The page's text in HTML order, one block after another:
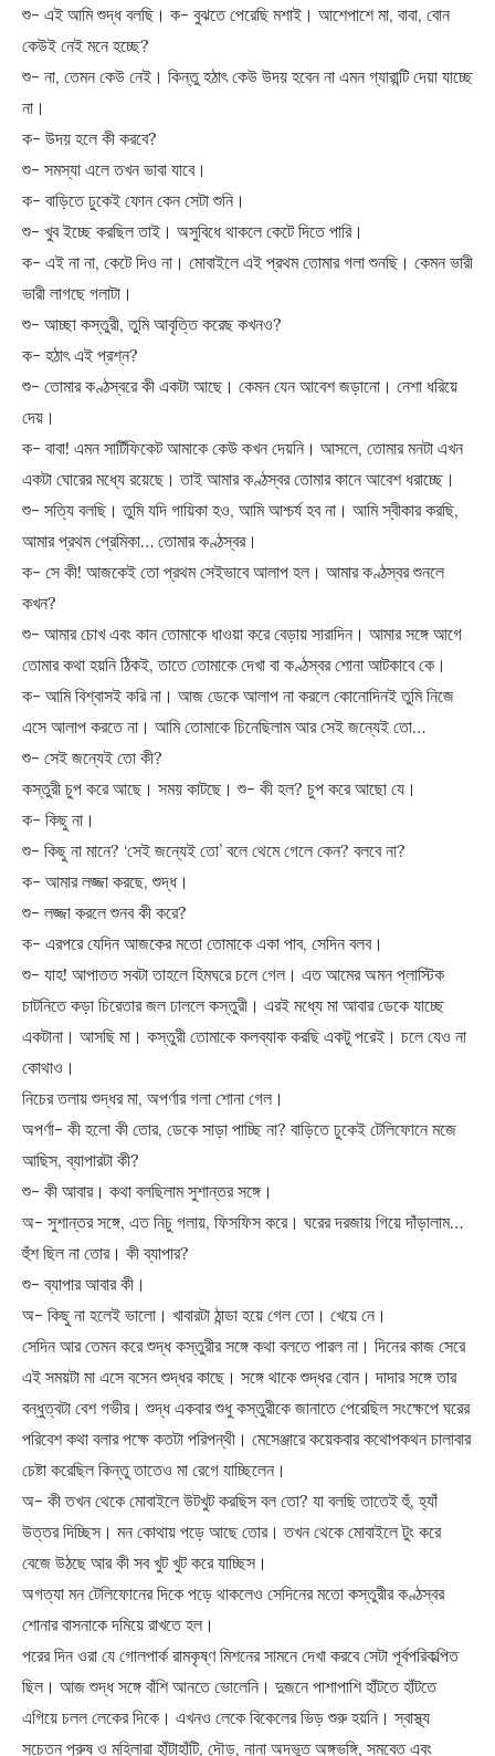
শু- এই আমি শুদ্ধ বলছি। ক- বুঝতে পেরেছি মশাই। আশেপাশে মা, বাবা, বোন
কেউই নেই মনে হচ্ছে?
শু- না, তেমন কেউ নেই। কিন্তু হঠাৎ কেউ উদয় হবেন না এমন গ্যারান্টি দেয়া যাচ্ছে
না।
ক- উদয় হলে কী করবে?
শু- সমস্যা এলে তখন ভাবা যাবে।
ক- বাড়িতে ঢুকেই ফোন কেন সেটা শুনি।
শু- খুব ইচ্ছে করছিল তাই। অসুবিধে থাকলে কেটে দিতে পারি।
ক- এই না না, কেটে দিও না। মোবাইলে এই প্রথম তোমার গলা শুনছি। কেমন ভারী
ভারী লাগছে গলাটা।
শু- আচ্ছা কস্তুরী, তুমি আবৃত্তি করেছ কখনও?
ক- হঠাৎ এই প্রশ্ন?
শু- তোমার কণ্ঠস্বরে কী একটা আছে। কেমন যেন আবেশ জড়ানো। নেশা ধরিয়ে
দেয়।
ক- বাবা! এমন সার্টিফিকেট আমাকে কেউ কখন দেয়নি। আসলে, তোমার মনটা এখন
একটা ঘোরের মধ্যে রয়েছে। তাই আমার কণ্ঠস্বর তোমার কানে আবেশ ধরাচ্ছে।
শু- সত্যি বলছি। তুমি যদি গায়িকা হও, আমি আশ্চর্য হব না। আমি স্বীকার করছি,
আমার প্রথম প্রেমিকা… তোমার কণ্ঠস্বর।
ক- সে কী! আজকেই তো প্রথম সেইভাবে আলাপ হল। আমার কণ্ঠস্বর শুনলে
কখন?
শু- আমার চোখ এবং কান তোমাকে ধাওয়া করে বেড়ায় সারাদিন। আমার সঙ্গে আগে
তোমার কথা হয়নি ঠিকই, তাতে তোমাকে দেখা বা কণ্ঠস্বর শোনা আটকাবে কে।
ক- আমি বিশ্বাসই করি না। আজ ডেকে আলাপ না করলে কোনোদিনই তুমি নিজে
এসে আলাপ করতে না। আমি তোমাকে চিনেছিলাম আর সেই জন্যেই তো…
শু- সেই জন্যেই তো কী?
কস্তুরী চুপ করে আছে। সময় কাটছে। শু- কী হল? চুপ করে আছো যে।
ক- কিছু না।
শু- কিছু না মানে? ‘সেই জন্যেই তো’ বলে থেমে গেলে কেন? বলবে না?
ক- আমার লজ্জা করছে, শুদ্ধ।
শু- লজ্জা করলে শুনব কী করে?
ক- এরপরে যেদিন আজকের মতো তোমাকে একা পাব, সেদিন বলব।
শু- যাহ! আপাতত সবটা তাহলে হিমঘরে চলে গেল। এত আমের অমন প্লাস্টিক
চাটনিতে কড়া চিরেতার জল ঢাললে কস্তুরী। এরই মধ্যে মা আবার ডেকে যাচ্ছে
একটানা। আসছি মা। কস্তুরী তোমাকে কলব্যাক করছি একটু পরেই। চলে যেও না
কোথাও।
নিচের তলায় শুদ্ধর মা, অপর্ণার গলা শোনা গেল।
অপর্ণা- কী হলো কী তোর, ডেকে সাড়া পাচ্ছি না? বাড়িতে ঢুকেই টেলিফোনে মজে
আছিস, ব্যাপারটা কী?
শু- কী আবার। কথা বলছিলাম সুশান্তর সঙ্গে।
অ- সুশান্তর সঙ্গে, এত নিচু গলায়, ফিসফিস করে। ঘরের দরজায় গিয়ে দাঁড়ালাম…
হুঁশ ছিল না তোর। কী ব্যাপার?
শু- ব্যাপার আবার কী।
অ- কিছু না হলেই ভালো। খাবারটা ঠান্ডা হয়ে গেল তো। খেয়ে নে।
সেদিন আর তেমন করে শুদ্ধ কস্তুরীর সঙ্গে কথা বলতে পারল না। দিনের কাজ সেরে
এই সময়টা মা এসে বসেন শুদ্ধর কাছে। সঙ্গে থাকে শুদ্ধর বোন। দাদার সঙ্গে তার
বন্ধুত্বটা বেশ গভীর। শুদ্ধ একবার শুধু কস্তুরীকে জানাতে পেরেছিল সংক্ষেপে ঘরের
পরিবেশ কথা বলার পক্ষে কতটা পরিপন্থী। মেসেঞ্জারে কয়েকবার কথোপকথন চালাবার
চেষ্টা করেছিল কিন্তু তাতেও মা রেগে যাচ্ছিলেন।
অ- কী তখন থেকে মোবাইলে উটখুট করছিস বল তো? যা বলছি তাতেই হুঁ, হ্যাঁ
উত্তর দিচ্ছিস। মন কোথায় পড়ে আছে তোর। তখন থেকে মোবাইলে টুং করে
বেজে উঠছে আর কী সব খুট খুট করে যাচ্ছিস।
অগত্যা মন টেলিফোনের দিকে পড়ে থাকলেও সেদিনের মতো কস্তুরীর কণ্ঠস্বর
শোনার বাসনাকে দমিয়ে রাখতে হল।
পরের দিন ওরা যে গোলপার্ক রামকৃষ্ণ মিশনের সামনে দেখা করবে সেটা পূর্বপরিকল্পিত
ছিল। আজ শুদ্ধ সঙ্গে বাঁশি আনতে ভোলেনি। দুজনে পাশাপাশি হাঁটতে হাঁটতে
এগিয়ে চলল লেকের দিকে। এখনও লেকে বিকেলের ভিড় শুরু হয়নি। স্বাস্থ্য
সচেতন পুরুষ ও মহিলারা হাঁটাহাঁটি, দৌড়, নানা অদ্ভুত অঙ্গভঙ্গি, সমবেত এবং